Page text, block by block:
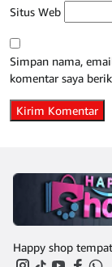
Situs Web
Simpan nama,
komentar saya
Happy shop